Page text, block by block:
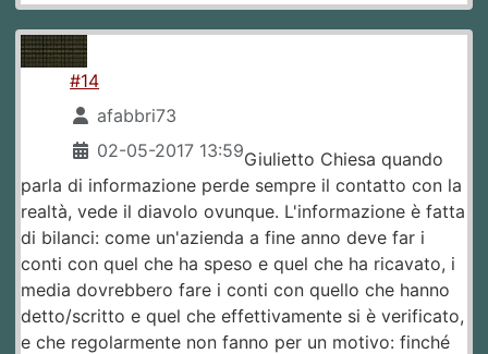
#14
afabbri73
02-05-2017 13:59Giulietto Chiesa quando
parla di informazione perde sempre il contatto con la
realtà, vede il diavolo ovunque. L'informazione è fatta
di bilanci: come un'azienda a fine anno deve far i
conti con quel che ha speso e quel che ha ricavato, i
media dovrebbero fare i conti con quello che hanno
detto/scritto e quel che effettivamente si è verificato,
e che regolarmente non fanno per un motivo: finché